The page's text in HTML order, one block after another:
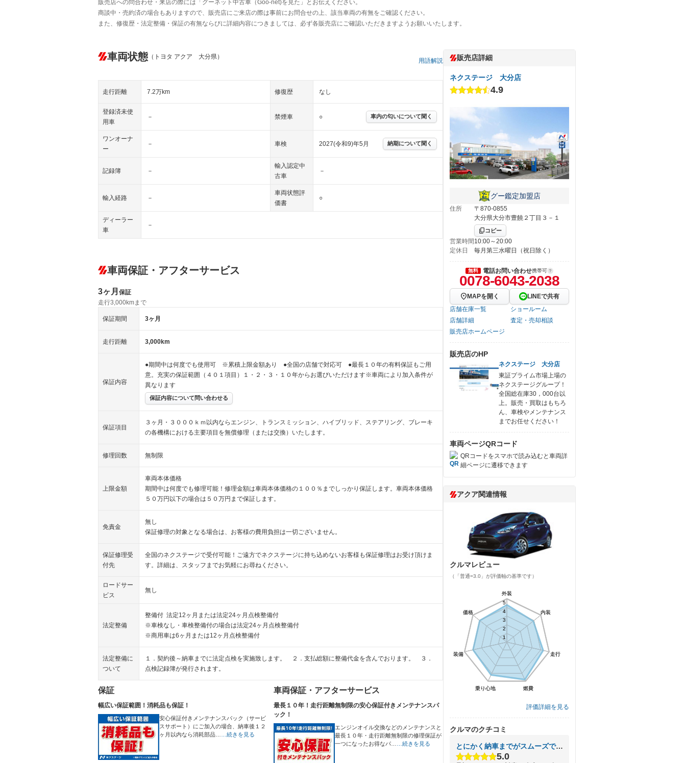
販売店への問合わせ・来店の際には「グーネット中古車（Goo-net)を見た」とお伝えください。
商談中・売約済の場合もありますので、販売店にご来店の際は事前にお問合せの上、該当車両の有無をご確認ください。
また、修復歴・法定整備・保証の有無ならびに詳細内容につきましては、必ず各販売店にご確認いただきますようお願いいたします。
車両状態 （トヨタ アクア 大分県）
用語解説
走行距離 7.2万km 修復歴 なし
登録済未使
用車
－ 禁煙車 ○ 車内の匂いについて聞く
ワンオーナ
ー
－ 車検 2027(令和9)年5月 納期について聞く
記録簿 －
輸入認定中
古車
－
輸入経路 －
車両状態評
価書
○
ディーラー
車
－
車両保証・アフターサービス
3ヶ月 保証
走行3,000kmまで
保証期間 3ヶ月
走行距離 3,000km
保証内容
●期間中は何度でも使用可 ※累積上限金額あり ●全国の店舗で対応可 ●最長１０年の有料保証もご用
意。充実の保証範囲（４０１項目）１・２・３・１０年からお選びいただけます※車両により加入条件が
異なります
保証内容について問い合わせる
保証項目
３ヶ月・３０００ｋｍ以内ならエンジン、トランスミッション、ハイブリッド、ステアリング、ブレーキ
の各機構における主要項目を無償修理（または交換）いたします。
修理回数 無制限
上限金額
車両本体価格
期間中は何度でも修理可能！修理金額は車両本体価格の１００％までしっかり保証します。車両本体価格
５０万円以下の場合は５０万円まで保証します。
免責金
無し
保証修理の対象となる場合は、お客様の費用負担は一切ございません。
保証修理受
付先
全国のネクステージで受付可能！ご遠方でネクステージに持ち込めないお客様も保証修理はお受け頂けま
す。詳細は、スタッフまでお気軽にお尋ねください。
ロードサー
ビス
無し
法定整備
整備付 法定12ヶ月または法定24ヶ月点検整備付
※車検なし・車検整備付の場合は法定24ヶ月点検整備付
※商用車は6ヶ月または12ヶ月点検整備付
法定整備に
ついて
１．契約後～納車までに法定点検を実施致します。 ２．支払総額に整備代金を含んでおります。 ３．
点検記録簿が発行されます。
保証
幅広い保証範囲！消耗品も保証！
安心保証付きメンテナンスパック（サービ
スサポート）にご加入の場合、納車後１２
ヶ月以内なら消耗部品…
…続きを見る
車両保証・アフターサービス
最長１０年！走行距離無制限の安心保証付きメンテナンスパ
ック！
エンジンオイル交換などのメンテナンスと
最長１０年・走行距離無制限の修理保証が
一つになったお得なパ…
…続きを見る
販売店詳細
ネクステージ 大分店
4.9
グー鑑定加盟店
住所
〒870-0855
大分県大分市豊饒２丁目３－１
コピー
営業時間 10:00～20:00
定休日
毎月第三水曜日（祝日除く）
無料 電話お問い合わせ携帯可
0078-6043-2038
MAPを開く
LINEで共有
店舗在庫一覧
ショールーム
店舗詳細
査定・売却相談
販売店ホームページ
販売店のHP
ネクステージ 大分店
東証プライム市場上場の
ネクステージグループ！
全国総在庫30，000台以
上。販売・買取はもちろ
ん、車検やメンテナンス
までお任せください！
車両ページQRコード
QRコードをスマホで読み込むと車両詳
細ページに遷移できます
アクア関連情報
クルマレビュー
（「普通=3.0」が評価軸の基準です）
外装
内装
走行
燃費
乗り心地
装備
価格
1
2
3
4
5
外装
内装
走行
燃費
乗り心地
装備
価格
1
2
3
4
5
評価詳細を見る
クルマのクチコミ
とにかく納車までがスムーズでした。
5.0